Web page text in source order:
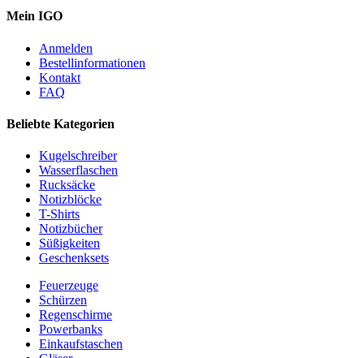
Mein IGO
Anmelden
Bestellinformationen
Kontakt
FAQ
Beliebte Kategorien
Kugelschreiber
Wasserflaschen
Rucksäcke
Notizblöcke
T-Shirts
Notizbücher
Süßigkeiten
Geschenksets
Feuerzeuge
Schürzen
Regenschirme
Powerbanks
Einkaufstaschen